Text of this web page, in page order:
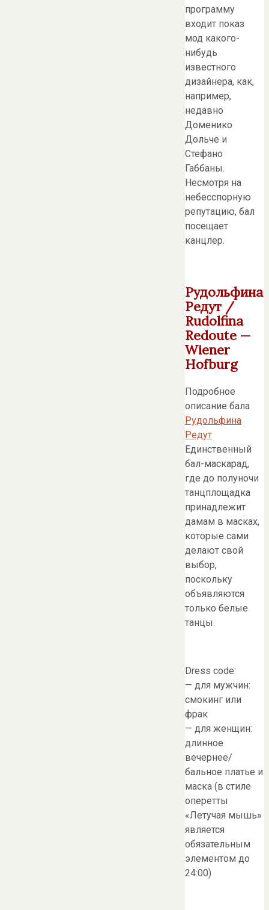
программу
входит показ
мод какого-
нибудь
известного
дизайнера, как,
например,
недавно
Доменико
Дольче и
Стефано
Габбаны.
Несмотря на
небесспорную
репутацию, бал
посещает
канцлер.
Рудольфина
Редут /
Rudolfina
Redoute —
Wiener
Hofburg
Подробное
описание бала
Рудольфина
Редут
Единственный
бал-маскарад,
где до полуночи
танцплощадка
принадлежит
дамам в масках,
которые сами
делают свой
выбор,
поскольку
объявляются
только белые
танцы.
Dress code:
— для мужчин:
смокинг или
фрак
— для женщин:
длинное
вечернее/
бальное платье и
маска (в стиле
оперетты
«Летучая мышь»
является
обязательным
элементом до
24:00)